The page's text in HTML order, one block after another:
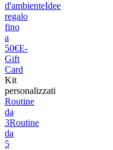
d'ambienteIdee
regalo
fino
a
50€E-
Gift
Card
Kit
personalizzati
Routine
da
3Routine
da
5